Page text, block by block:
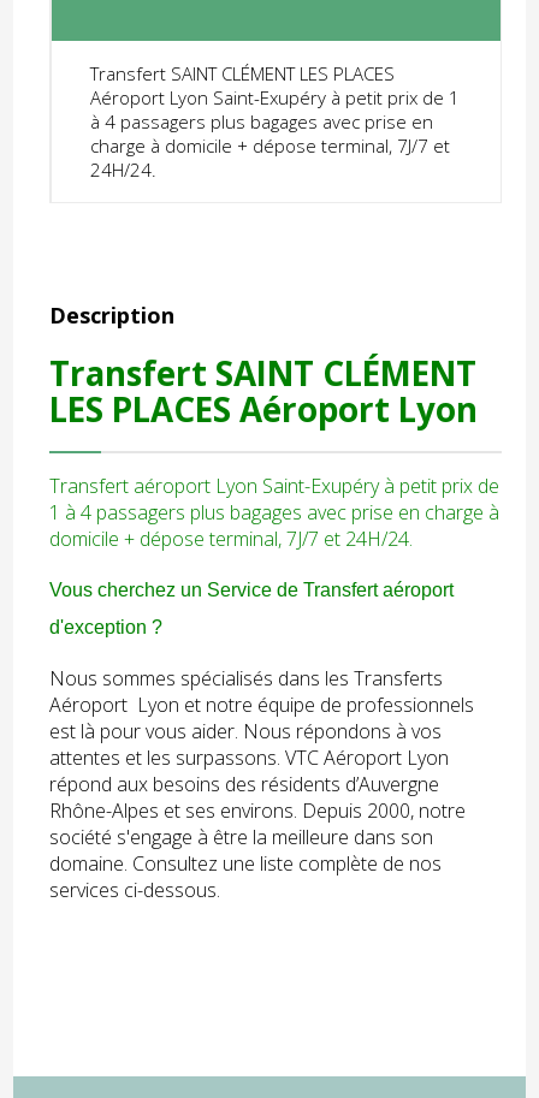
Transfert SAINT CLÉMENT LES PLACES
Aéroport Lyon Saint-Exupéry à petit prix de 1
à 4 passagers plus bagages avec prise en
charge à domicile + dépose terminal, 7J/7 et
24H/24.
Description
Transfert SAINT CLÉMENT
LES PLACES Aéroport Lyon
Transfert aéroport Lyon Saint-Exupéry à petit prix de
1 à 4 passagers plus bagages avec prise en charge à
domicile + dépose terminal, 7J/7 et 24H/24.
Vous cherchez un Service de Transfert aéroport
d'exception ?
Nous sommes spécialisés dans les Transferts
Aéroport Lyon et notre équipe de professionnels
est là pour vous aider. Nous répondons à vos
attentes et les surpassons. VTC Aéroport Lyon
répond aux besoins des résidents d’Auvergne
Rhône-Alpes et ses environs. Depuis 2000, notre
société s'engage à être la meilleure dans son
domaine. Consultez une liste complète de nos
services ci-dessous.